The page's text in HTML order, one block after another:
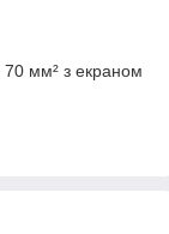
70 мм² з екраном